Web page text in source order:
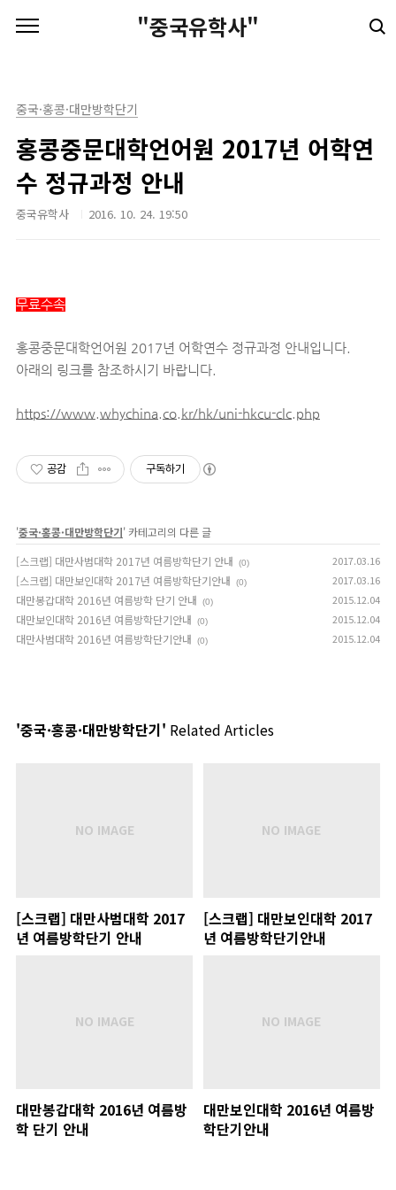
"중국유학사"
중국·홍콩·대만방학단기
홍콩중문대학언어원 2017년 어학연
수 정규과정 안내
중국유학사 2016. 10. 24. 19:50
무료수속
홍콩중문대학언어원 2017년 어학연수 정규과정 안내입니다.
아래의 링크를 참조하시기 바랍니다.
https://www.whychina.co.kr/hk/uni-hkcu-clc.php
공감 구독하기
'중국·홍콩·대만방학단기' 카테고리의 다른 글
[스크랩] 대만사범대학 2017년 여름방학단기 안내
(0) 2017.03.16
[스크랩] 대만보인대학 2017년 여름방학단기안내 (0) 2017.03.16
대만봉갑대학 2016년 여름방학 단기 안내 (0) 2015.12.04
대만보인대학 2016년 여름방학단기안내 (0) 2015.12.04
대만사범대학 2016년 여름방학단기안내 (0) 2015.12.04
'중국·홍콩·대만방학단기' Related Articles
[스크랩] 대만사범대학 2017
년 여름방학단기 안내
[스크랩] 대만보인대학 2017
년 여름방학단기안내
대만봉갑대학 2016년 여름방
학 단기 안내
대만보인대학 2016년 여름방
학단기안내